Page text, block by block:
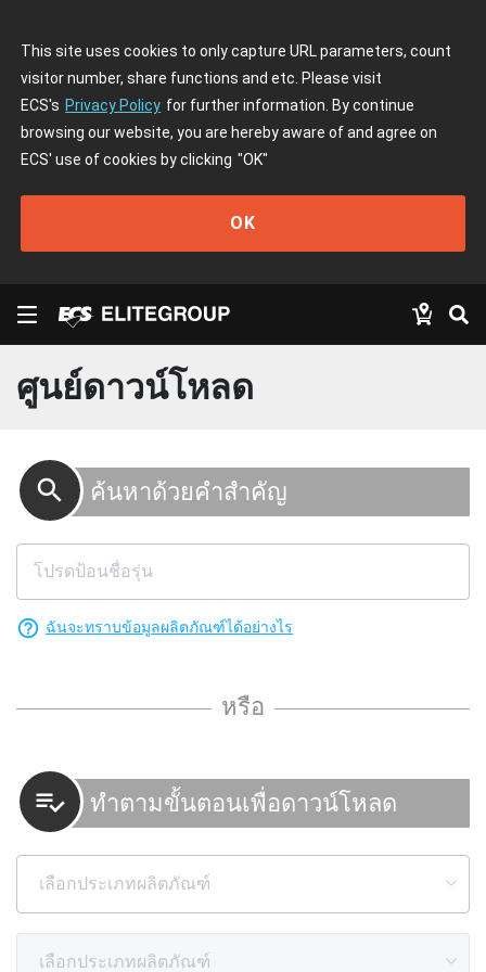
This site uses cookies to only capture URL parameters, count
visitor number, share functions and etc. Please visit
ECS's Privacy Policy for further information. By continue
browsing our website, you are hereby aware of and agree on
ECS' use of cookies by clicking "OK"
OK
ศูนย์ดาวน์โหลด
ค้นหาด้วยคำสำคัญ
search
help_outline ฉันจะทราบข้อมูลผลิตภัณฑ์ได้อย่างไร
หรือ
ทำตามขั้นตอนเพื่อดาวน์โหลด
playlist_add_check